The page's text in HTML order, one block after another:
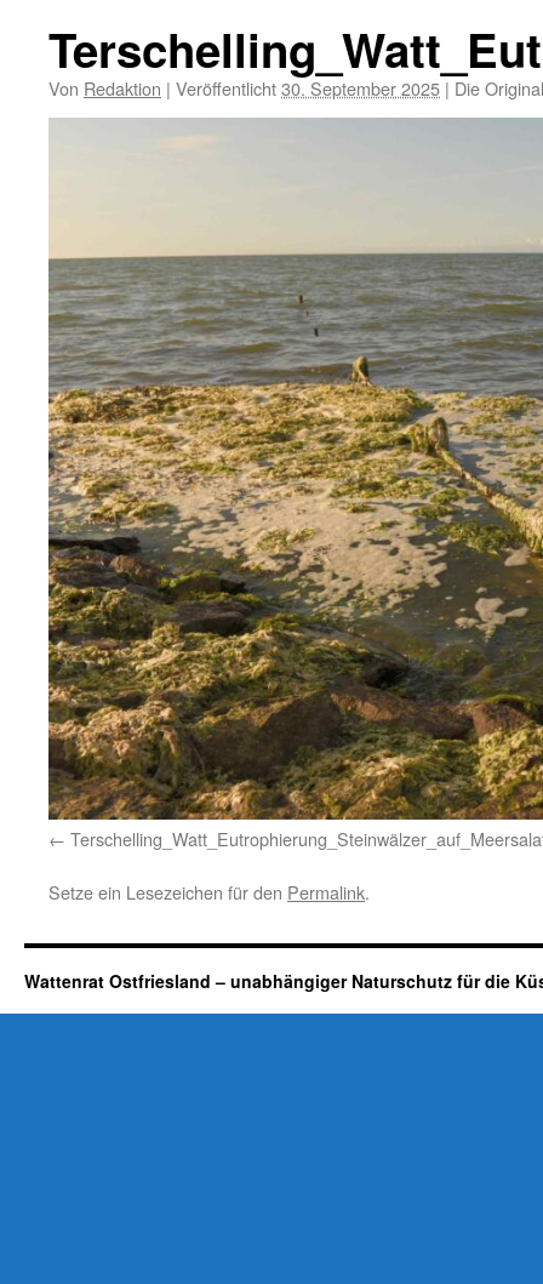
Von Redaktion | Veröffentlicht30. September 2025 | Die
Setze ein Lesezeichen für den Permalink.
Wattenrat Ostfriesland – unabhängiger Naturschutz für die